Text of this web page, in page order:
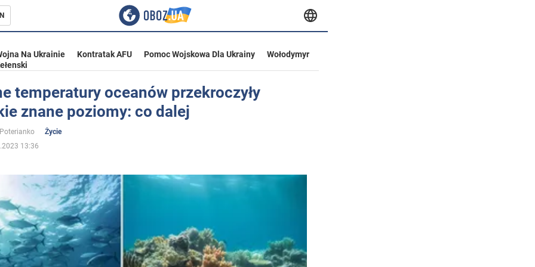
Ukrainie
Na Ukrainie Kontratak AFU Pomoc Wojskowa Dla Ukrainy
Wołodymyr
temperatury oceanów przekroczyły
znane poziomy: co dalej
Życie
13:36